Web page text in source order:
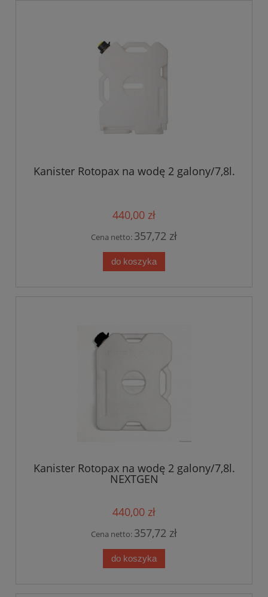
Kanister Rotopax na wodę 2 galony/7,8l.
440,00 zł
Cena netto: 357,72 zł
do koszyka
Kanister Rotopax na wodę 2 galony/7,8l.
NEXTGEN
440,00 zł
Cena netto: 357,72 zł
do koszyka